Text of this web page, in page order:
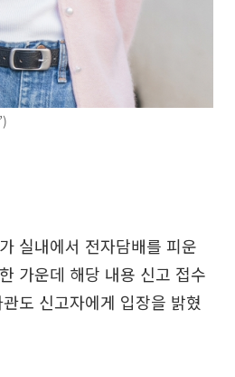
실내에서 전자담배를 피운
가운데 해당 내용 신고 접수
도 신고자에게 입장을 밝혔